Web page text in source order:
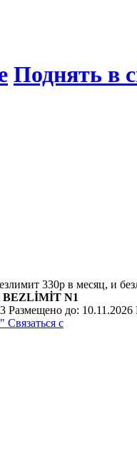
Поднять в
330р в месяц,
BEZLİMİT N1
Размещено до: 10.11.2026
Связаться с